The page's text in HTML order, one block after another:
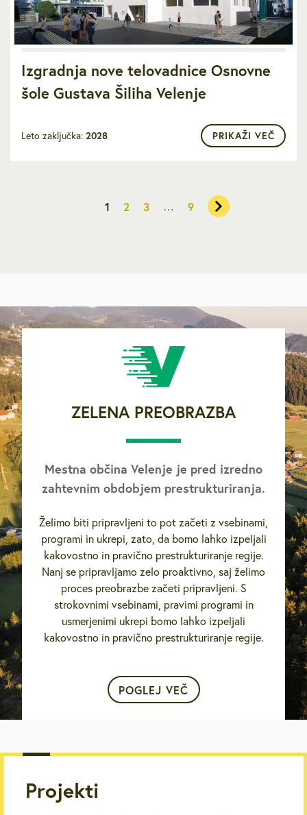
Izgradnja nove telovadnice Osnovne
šole Gustava Šiliha Velenje
Leto zaključka: 2028 PRIKAŽI VEČ
1 2 3 … 9
ZELENA PREOBRAZBA
Mestna občina Velenje je pred izredno
zahtevnim obdobjem prestrukturiranja.
Želimo biti pripravljeni to pot začeti z vsebinami,
programi in ukrepi, zato, da bomo lahko izpeljali
kakovostno in pravično prestrukturiranje regije.
Nanj se pripravljamo zelo proaktivno, saj želimo
proces preobrazbe začeti pripravljeni. S
strokovnimi vsebinami, pravimi programi in
usmerjenimi ukrepi bomo lahko izpeljali
kakovostno in pravično prestrukturiranje regije.
POGLEJ VEČ
Projekti